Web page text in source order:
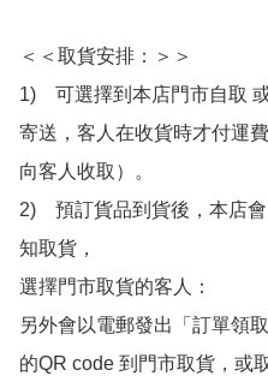
＜＜取貨安排：＞＞
1)　可選擇到本店門市自取
寄送，客人在收貨時才付運
向客人收取）。
2)　預訂貨品到貨後，本店
知取貨，
選擇門市取貨的客人：
另外會以電郵發出「訂單領
的QR code 到門市取貨，或